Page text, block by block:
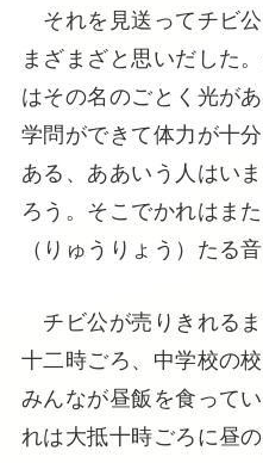
それを見送ってチビ
まざまざと思いだした
はその名のごとく光が
学問ができて体力が十
ある、ああいう人はい
ろう。そこでかれはま
（りゅうりょう）たる
チビ公が売りきれる
十二時ごろ、中学校の
みんなが昼飯を食って
れは大抵十時ごろに昼